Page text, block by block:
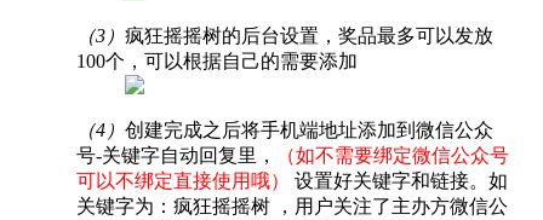
（3） 疯狂摇摇树的后台设置，奖品最多可以发放
100个，可以根据自己的需要添加
（4） 创建完成之后将手机端地址添加到微信公众
号-关键字自动回复里，
（如不需要绑定微信公众号
可以不绑定直接使用哦） 设置好关键字和链接。如
关键字为：疯狂摇摇树 ，用户关注了主办方微信公